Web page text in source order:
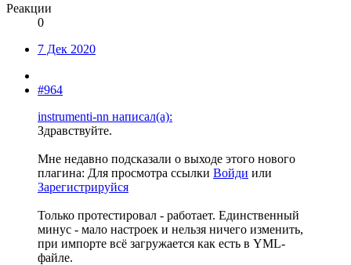
Реакции
0
7 Дек 2020
#964
instrumenti-nn написал(а):
Здравствуйте.
Мне недавно подсказали о выходе этого нового
плагина: Для просмотра ссылки Войди или
Зарегистрируйся
Только протестировал - работает. Единственный
минус - мало настроек и нельзя ничего изменить,
при импорте всё загружается как есть в YML-
файле.